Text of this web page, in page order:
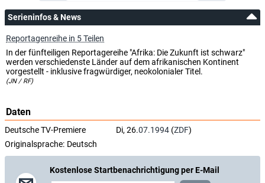
Serieninfos & News
Reportagenreihe in 5 Teilen
In der fünfteiligen Reportagereihe "Afrika: Die Zukunft ist schwarz"
werden verschiedenste Länder auf dem afrikanischen Kontinent
vorgestellt - inklusive fragwürdiger, neokolonialer Titel.
(JN / RF)
Daten
Deutsche TV-Premiere Di, 26.07.1994 (ZDF)
Originalsprache: Deutsch
Kostenlose Startbenachrichtigung per E-Mail